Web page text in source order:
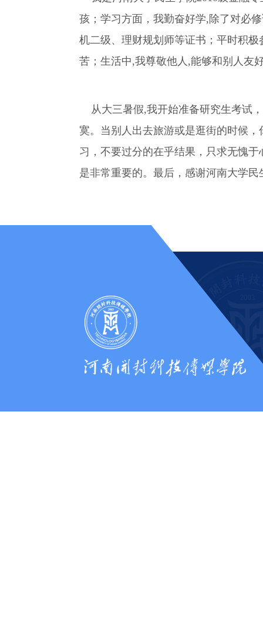
孩；学习方面，我勤奋好学,除了对必
机二级、理财规划师等证书；平时积
苦；生活中,我尊敬他人,能够和别人友
从大三暑假,我开始准备研究生考试
寞。当别人出去旅游或是逛街的时候
习，不要过分的在乎结果，只求无愧
是非常重要的。最后，感谢河南大学